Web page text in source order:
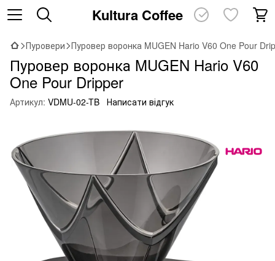
Kultura Coffee
Пуровери Пуровер воронка MUGEN Hario V60 One Pour
Пуровер воронка MUGEN Hario V60
One Pour Dripper
Артикул: VDMU-02-TB Написати відгук